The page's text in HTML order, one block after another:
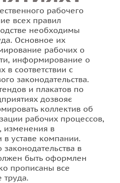
рабочего
всех правил
необходимы
Основное их
рабочих о
информирование о
в соответствии с
законодательства.
и плакатов по
дозвояє
коллектив об
рабочих процессов,
изменения в
в уставе компании.
законодательства в
быть оформлен
прописаны все